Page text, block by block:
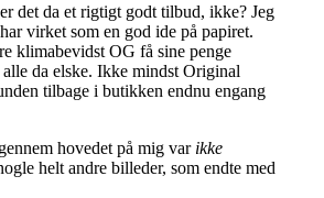
det da et rigtigt godt tilbud, ikke? Jeg
virket som en god ide på papiret.
klimabevidst OG få sine penge
da elske. Ikke mindst Original
tilbage i butikken endnu engang
hovedet på mig var ikke
helt andre billeder, som endte med